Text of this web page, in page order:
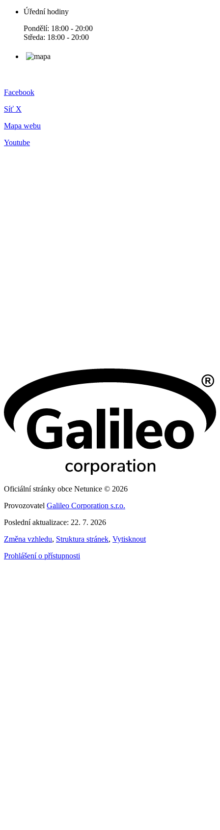
Úřední hodiny
Pondělí: 18:00 - 20:00
Středa: 18:00 - 20:00
Facebook
Síť X
Mapa webu
Youtube
Oficiální stránky obce Netunice © 2026
Provozovatel Galileo Corporation s.r.o.
Poslední aktualizace: 22. 7. 2026
Změna vzhledu, Struktura stránek, Vytisknout
Prohlášení o přístupnosti